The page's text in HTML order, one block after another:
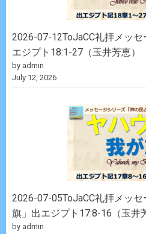
2026-07-12ToJaCC礼拝メッ
エジプト18:1-27（玉井芳恵）
by admin
July 12, 2026
2026-07-05ToJaCC礼拝メッ
旗」出エジプト17:8-16（玉井
by admin